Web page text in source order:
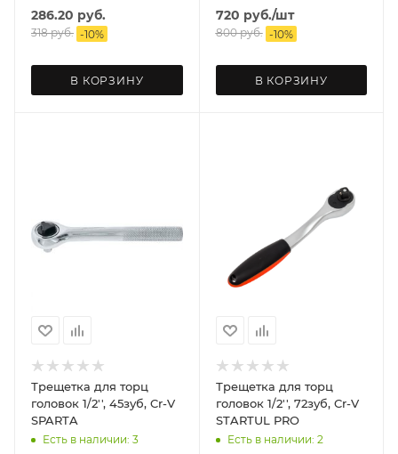
286.20 руб.
318руб. -10%
В КОРЗИНУ
720 руб./шт
800руб. -10%
В КОРЗИНУ
Трещетка для торц
головок 1/2'', 45зуб, Cr-V
SPARTA
Есть в наличии: 3
Трещетка для торц
головок 1/2'', 72зуб, Cr-V
STARTUL PRO
Есть в наличии: 2